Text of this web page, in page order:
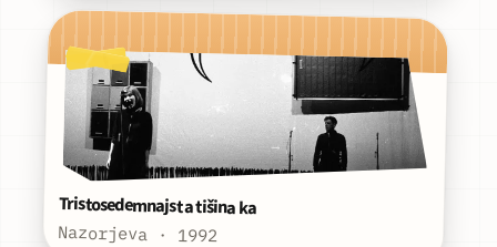
Tristosedemnajst a tišina ka
Nazorjeva · 1992